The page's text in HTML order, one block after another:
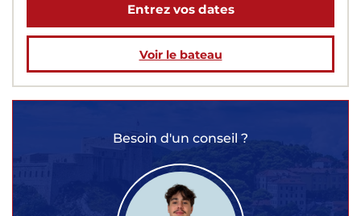
Entrez vos dates
Voir le bateau
Besoin d'un conseil ?